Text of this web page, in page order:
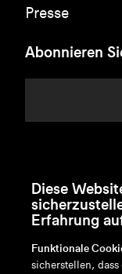
Presse
Abonnieren
Diese
Erfahrung
Funktionale
sicherstellen,